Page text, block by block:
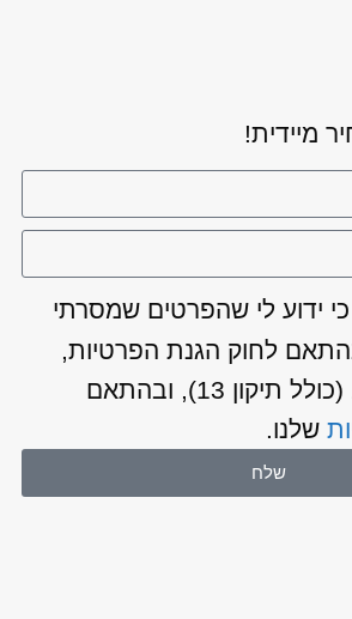
מיידית!
ידוע לי שהפרטים שמסרתי
בהתאם לחוק הגנת הפרטיות,
התשמ"א–1981 (כולל תיקון 13), ובהתאם
שלנו.
שלח